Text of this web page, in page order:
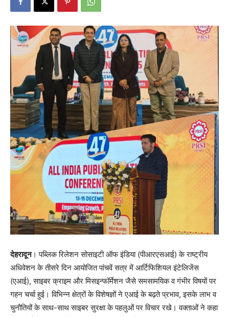
देहरादून। पब्लिक रिलेशन सोसाइटी ऑफ इंडिया (पीआरएसआई) के राष्ट्रीय
अधिवेशन के तीसरे दिन आयोजित पांचवें सत्र में आर्टिफिशियल इंटेलिजेंस
(एआई), साइबर क्राइम और मिसइन्फॉर्मेशन जैसे समसामयिक व गंभीर विषयों पर
गहन चर्चा हुई। विभिन्न क्षेत्रों के विशेषज्ञों ने एआई के बढ़ते प्रभाव, इसके लाभ व
चुनौतियों के साथ-साथ साइबर सुरक्षा के पहलुओं पर विचार रखे। वक्ताओं ने कहा